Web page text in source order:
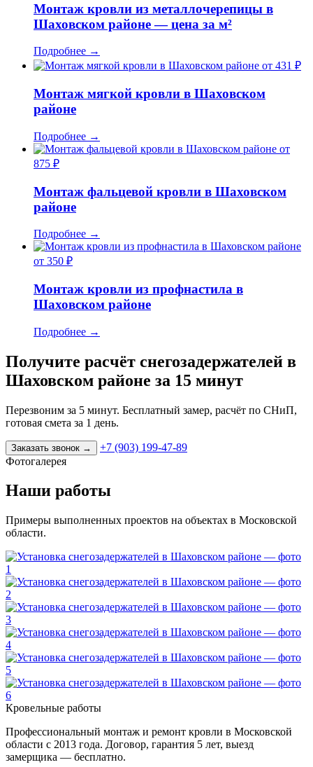
Монтаж кровли из металлочерепицы в
Шаховском районе — цена за м²
Подробнее →
от 431 ₽
Монтаж мягкой кровли в Шаховском
районе
Подробнее →
от
875 ₽
Монтаж фальцевой кровли в Шаховском
районе
Подробнее →
от 350 ₽
Монтаж кровли из профнастила в
Шаховском районе
Подробнее →
Получите расчёт снегозадержателей в
Шаховском районе за 15 минут
Перезвоним за 5 минут. Бесплатный замер, расчёт по СНиП,
готовая смета за 1 день.
Заказать звонок →
+7 (903) 199-47-89
Фотогалерея
Наши работы
Примеры выполненных проектов на объектах в Московской
области.
Кровельные работы
Профессиональный монтаж и ремонт кровли в Московской
области с 2013 года. Договор, гарантия 5 лет, выезд
замерщика — бесплатно.